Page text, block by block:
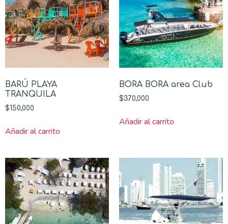
BARÚ PLAYA
TRANQUILA
$150,000
Añadir al carrito
BORA BORA area Club
$370,000
Añadir al carrito